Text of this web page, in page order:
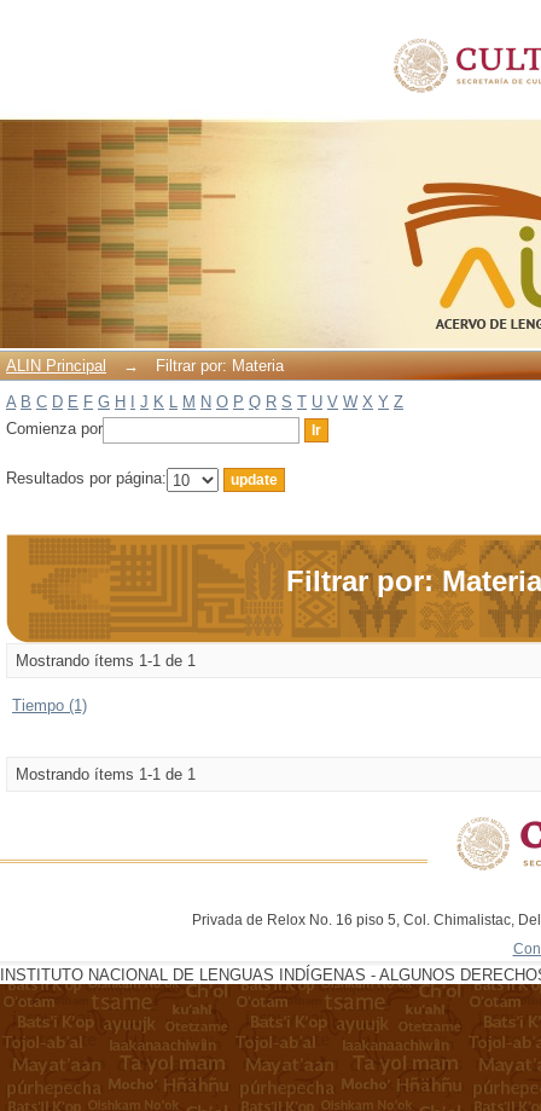
ALIN Principal →
Filtrar por: Materia
A B C D E F G H J K L M N O P Q R S T U V W X Y Z
Comienza por
Resultados por página:
Filtrar por: Materia
Mostrando ítems 1-1 de 1
Tiempo (1)
Mostrando ítems 1-1 de 1
Privada de Relox No. 16 piso 5, Col. Chimalistac,
INSTITUTO NACIONAL DE LENGUAS INDÍGENAS - ALGUNOS